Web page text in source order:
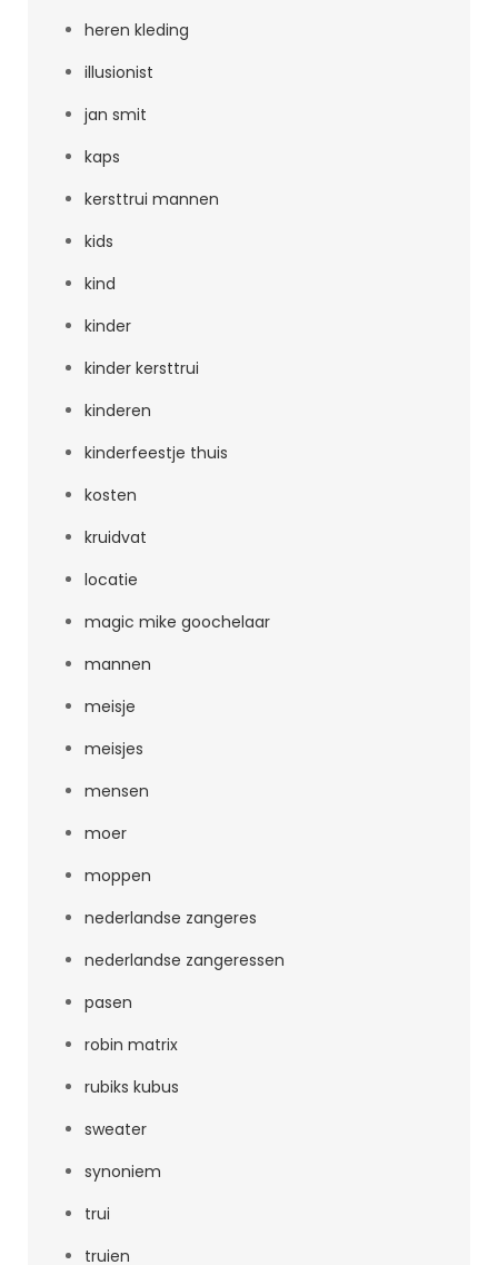
heren kleding
illusionist
jan smit
kaps
kersttrui mannen
kids
kind
kinder
kinder kersttrui
kinderen
kinderfeestje thuis
kosten
kruidvat
locatie
magic mike goochelaar
mannen
meisje
meisjes
mensen
moer
moppen
nederlandse zangeres
nederlandse zangeressen
pasen
robin matrix
rubiks kubus
sweater
synoniem
trui
truien